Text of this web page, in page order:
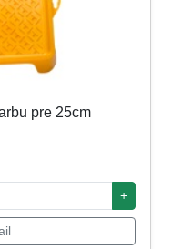
pre 25cm
+